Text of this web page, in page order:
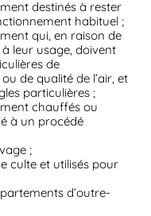
destinés à rester
habituel ;
qui, en raison de
leur usage, doivent
de
de qualité de l’air, et
particulières ;
chauffés ou
à un procédé
;
culte et utilisés pour
d’outre-